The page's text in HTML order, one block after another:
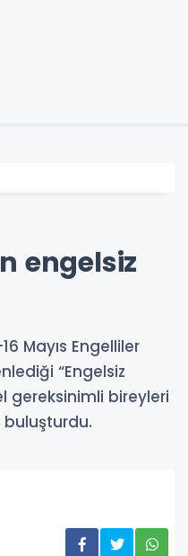
engelsiz
Mayıs Engelliler
“Engelsiz
gereksinimli bireyleri